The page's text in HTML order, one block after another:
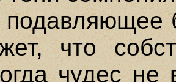
подавляющее
что
чудес